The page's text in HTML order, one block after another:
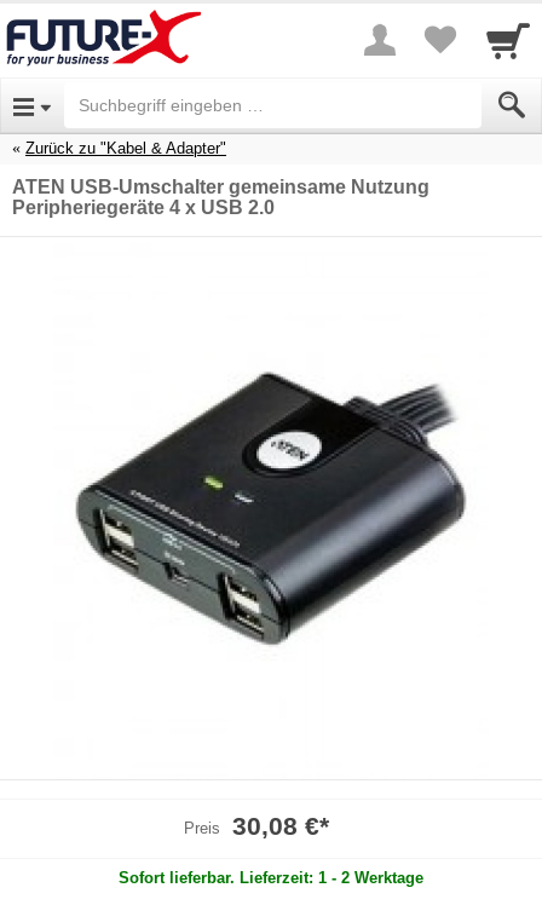
Zurück zu "Kabel & Adapter"
ATEN USB-Umschalter gemeinsame Nutzung
Peripheriegeräte 4 x USB 2.0
Preis 30,08 €*
Sofort lieferbar. Lieferzeit: 1 - 2 Werktage